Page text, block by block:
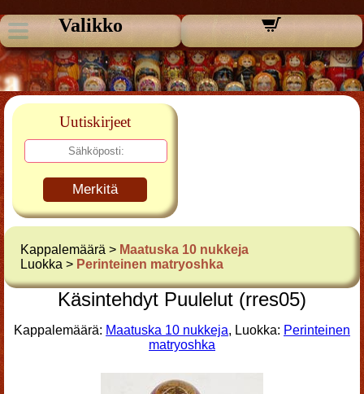
Valikko
Uutiskirjeet
Merkitä
Kappalemäärä > Maatuska 10 nukkeja
Luokka > Perinteinen matryoshka
Käsintehdyt Puulelut (rres05)
Kappalemäärä: Maatuska 10 nukkeja, Luokka: Perinteinen
matryoshka